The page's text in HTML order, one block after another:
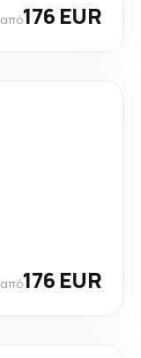
από176 EUR
από176 EUR